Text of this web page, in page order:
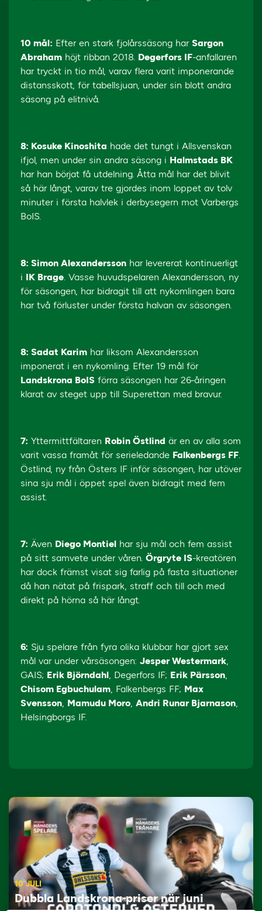
10 mål: Efter en stark fjolårssäsong har Sargon
Abraham höjt ribban 2018. Degerfors IF-anfallaren
har tryckt in tio mål, varav flera varit imponerande
distansskott, för tabellsjuan, under sin blott andra
säsong på elitnivå.
8: Kosuke Kinoshita hade det tungt i Allsvenskan
ifjol, men under sin andra säsong i Halmstads BK
har han börjat få utdelning. Åtta mål har det blivit
så här långt, varav tre gjordes inom loppet av tolv
minuter i första halvlek i derbysegern mot Varbergs
BoIS.
8: Simon Alexandersson har levererat kontinuerligt
i IK Brage. Vasse huvudspelaren Alexandersson, ny
för säsongen, har bidragit till att nykomlingen bara
har två förluster under första halvan av säsongen.
8: Sadat Karim har liksom Alexandersson
imponerat i en nykomling. Efter 19 mål för
Landskrona BoIS förra säsongen har 26-åringen
klarat av steget upp till Superettan med bravur.
7: Yttermittfältaren Robin Östlind är en av alla som
varit vassa framåt för serieledande Falkenbergs FF.
Östlind, ny från Östers IF inför säsongen, har utöver
sina sju mål i öppet spel även bidragit med fem
assist.
7: Även Diego Montiel har sju mål och fem assist
på sitt samvete under våren. Örgryte IS-kreatören
har dock främst visat sig farlig på fasta situationer
då han nätat på frispark, straff och till och med
direkt på hörna så här långt.
6: Sju spelare från fyra olika klubbar har gjort sex
mål var under vårsäsongen: Jesper Westermark,
GAIS; Erik Björndahl, Degerfors IF; Erik Pärsson,
Chisom Egbuchulam, Falkenbergs FF; Max
Svensson, Mamudu Moro, Andri Runar Bjarnason,
Helsingborgs IF.
10 JULI
Dubbla Landskrona-priser när juni